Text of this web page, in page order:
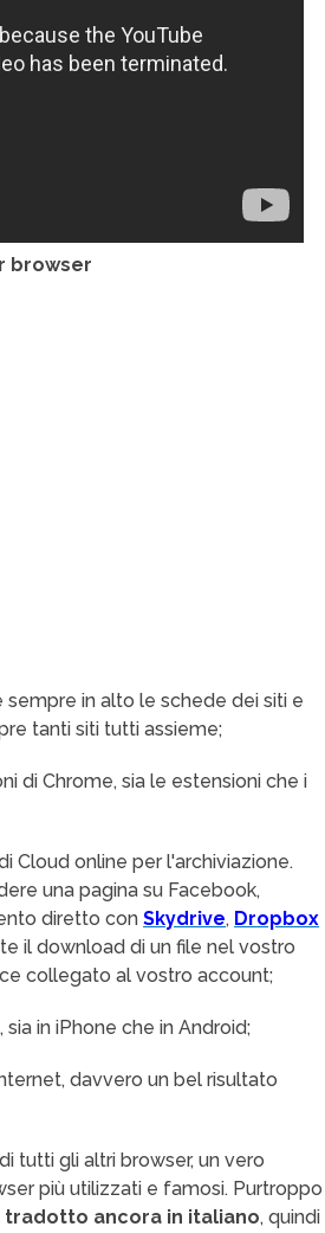
browser
in alto le schede dei siti e
tanti siti tutti assieme;
di Chrome, sia le estensioni che i
Cloud online per l'archiviazione.
una pagina su Facebook,
diretto conSkydrive, Dropbox
il download di un file nel vostro
collegato al vostro account;
in iPhone che in Android;
davvero un bel risultato
tutti gli altri browser, un vero
più utilizzati e famosi. Purtroppo
tradotto ancora in italiano, quindi